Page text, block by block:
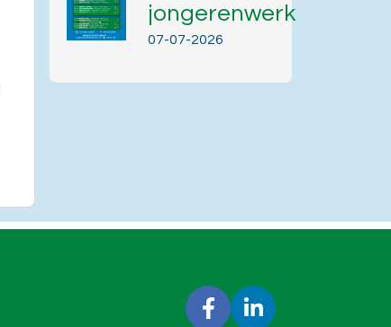
jongerenwerk
07-07-2026